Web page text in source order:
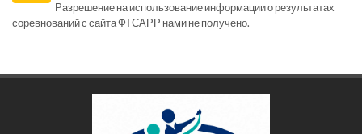
Разрешение на использование информации о результатах
соревнований с сайта ФТСАРР нами не получено.